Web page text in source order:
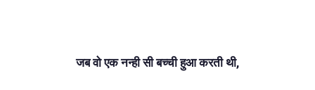
जब वो‌ एक नन्ही सी बच्ची हुआ करती थी,